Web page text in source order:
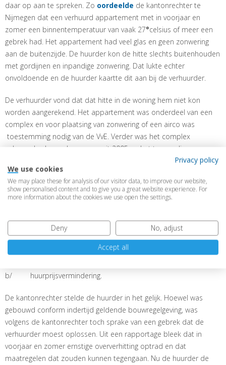
daar op aan te spreken. Zo oordeelde de kantonrechter te
Nijmegen dat een verhuurd appartement met in voorjaar en
zomer een binnentemperatuur van vaak 27°celsius of meer een
gebrek had. Het appartement had veel glas en geen zonwering
aan de buitenzijde. De huurder kon de hitte slechts buitenhouden
met gordijnen en inpandige zonwering. Dat lukte echter
onvoldoende en de huurder kaartte dit aan bij de verhuurder.
De verhuurder vond dat dat hitte in de woning hem niet kon
worden aangerekend. Het appartement was onderdeel van een
complex en voor plaatsing van zonwering of een airco was
toestemming nodig van de VvE. Verder was het complex
gebouwd volgens de normen uit 2005 en het toenmalige
Bouwbesluit kende geen bepalingen over (het voorkomen van)
oververhitting. Daarom vond de verhuurder dat hij niet tot
maatregelen verplicht was.
vorderde:
a/ veroordeling van de verhuurder tot verhelpen van de
gebreken, en
b/ huurprijsvermindering.
De kantonrechter stelde de huurder in het gelijk. Hoewel was
gebouwd conform indertijd geldende bouwregelgeving, was
volgens de kantonrechter toch sprake van een gebrek dat de
verhuurder moest oplossen. Uit een rapportage bleek dat in
voorjaar en zomer ernstige oververhitting optrad en dat
maatregelen dat zouden kunnen tegengaan. Nu de huurder de
Privacy policy
We use cookies
We may place these for analysis of our visitor data, to improve our website,
show personalised content and to give you a great website experience. For
more information about the cookies we use open the settings.
Deny
No, adjust
Accept all